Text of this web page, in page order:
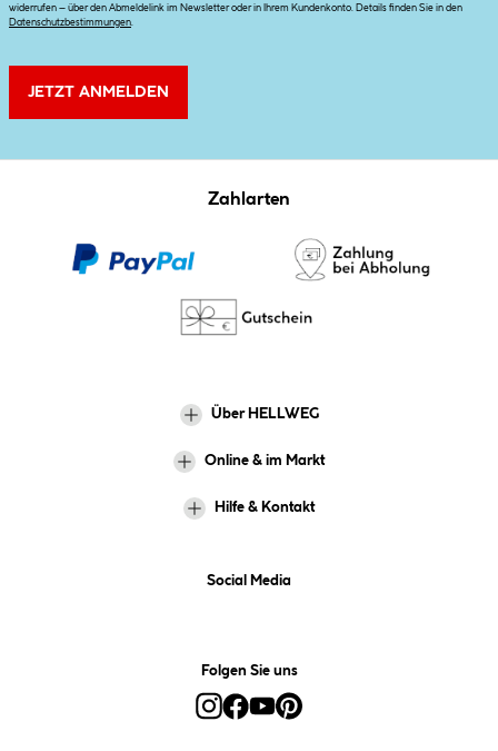
widerrufen – über den Abmeldelink im Newsletter oder in Ihrem Kundenkonto. Details finden Sie in den
Datenschutzbestimmungen
JETZT ANMELDEN
Zahlarten
Über HELLWEG
Online & im Markt
Hilfe & Kontakt
Social Media
Folgen Sie uns